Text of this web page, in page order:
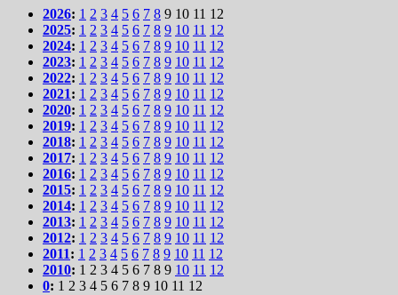
2026: 1 2 3 4 5 6 7 8 9 10 11 12
2025: 1 2 3 4 5 6 7 8 9 10 11 12
2024: 1 2 3 4 5 6 7 8 9 10 11 12
2023: 1 2 3 4 5 6 7 8 9 10 11 12
2022: 1 2 3 4 5 6 7 8 9 10 11 12
2021: 1 2 3 4 5 6 7 8 9 10 11 12
2020: 1 2 3 4 5 6 7 8 9 10 11 12
2019: 1 2 3 4 5 6 7 8 9 10 11 12
2018: 1 2 3 4 5 6 7 8 9 10 11 12
2017: 1 2 3 4 5 6 7 8 9 10 11 12
2016: 1 2 3 4 5 6 7 8 9 10 11 12
2015: 1 2 3 4 5 6 7 8 9 10 11 12
2014: 1 2 3 4 5 6 7 8 9 10 11 12
2013: 1 2 3 4 5 6 7 8 9 10 11 12
2012: 1 2 3 4 5 6 7 8 9 10 11 12
2011: 1 2 3 4 5 6 7 8 9 10 11 12
2010: 1 2 3 4 5 6 7 8 9 10 11 12
0: 1 2 3 4 5 6 7 8 9 10 11 12